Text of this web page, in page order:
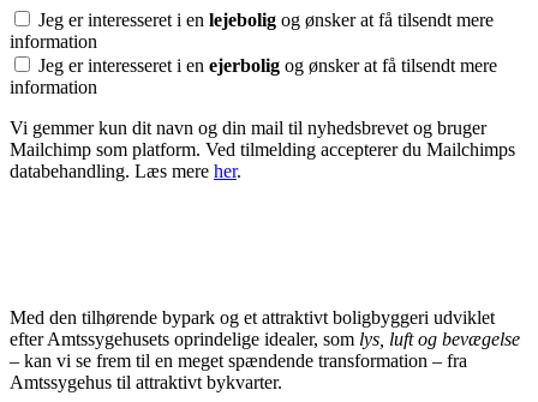
Jeg er interesseret i en lejebolig og ønsker at få tilsendt mere
information
Jeg er interesseret i en ejerbolig og ønsker at få tilsendt mere
information
Vi gemmer kun dit navn og din mail til nyhedsbrevet og bruger
Mailchimp som platform. Ved tilmelding accepterer du Mailchimps
databehandling. Læs mere her.
Med den tilhørende bypark og et attraktivt boligbyggeri udviklet
efter Amtssygehusets oprindelige idealer, som lys, luft og bevægelse
– kan vi se frem til en meget spændende transformation – fra
Amtssygehus til attraktivt bykvarter.